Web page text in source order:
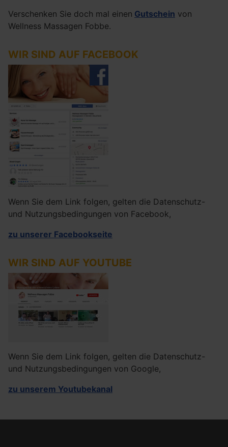
Verschenken Sie doch mal einen Gutschein von
Wellness Massagen Fobbe.
WIR SIND AUF FACEBOOK
Wenn Sie dem Link folgen, gelten die Datenschutz-
und Nutzungsbedingungen von Facebook,
zu unserer Facebookseite
WIR SIND AUF YOUTUBE
Wenn Sie dem Link folgen, gelten die Datenschutz-
und Nutzungsbedingungen von Google,
zu unserem Youtubekanal